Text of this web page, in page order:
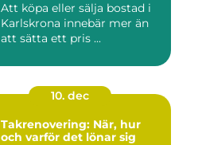
Att köpa eller sälja bostad i
Karlskrona innebär mer än
att sätta ett pris ...
10. dec
Takrenovering: När, hur
och varför det lönar sig